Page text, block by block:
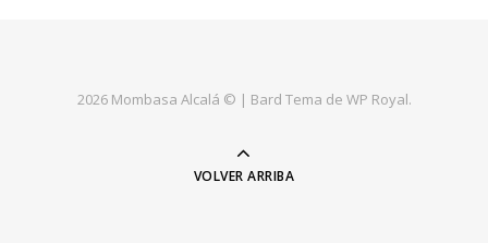
2026 Mombasa Alcalá © | Bard Tema de WP Royal.
VOLVER ARRIBA